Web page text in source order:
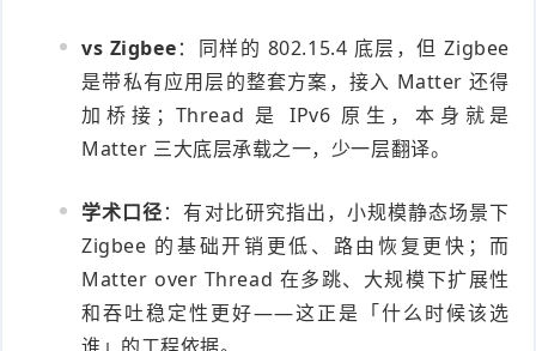
vs Zigbee：同样的 802.15.4 底层，但 Zigbee
是带私有应用层的整套方案，接入 Matter 还得
加桥接；Thread 是 IPv6 原生，本身就是
Matter 三大底层承载之一，少一层翻译。
学术口径：有对比研究指出，小规模静态场景下
Zigbee 的基础开销更低、路由恢复更快；而
Matter over Thread 在多跳、大规模下扩展性
和吞吐稳定性更好——这正是「什么时候该选